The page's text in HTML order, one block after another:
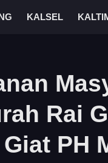
KALSEL
Rai
PH